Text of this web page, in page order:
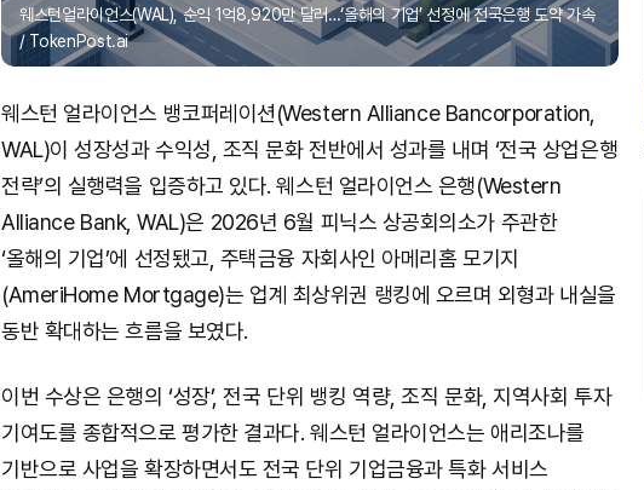
웨스턴얼라이언스(WAL), 순익 1억8,920만 달러…‘올해의 기업’ 선정에 전국은행 도약 가속
/ TokenPost.ai
웨스턴 얼라이언스 뱅코퍼레이션(Western Alliance Bancorporation,
WAL)이 성장성과 수익성, 조직 문화 전반에서 성과를 내며 ‘전국 상업은행
전략’의 실행력을 입증하고 있다. 웨스턴 얼라이언스 은행(Western
Alliance Bank, WAL)은 2026년 6월 피닉스 상공회의소가 주관한
‘올해의 기업’에 선정됐고, 주택금융 자회사인 아메리홈 모기지
(AmeriHome Mortgage)는 업계 최상위권 랭킹에 오르며 외형과 내실을
동반 확대하는 흐름을 보였다.
이번 수상은 은행의 ‘성장’, 전국 단위 뱅킹 역량, 조직 문화, 지역사회 투자
기여도를 종합적으로 평가한 결과다. 웨스턴 얼라이언스는 애리조나를
기반으로 사업을 확장하면서도 전국 단위 기업금융과 특화 서비스